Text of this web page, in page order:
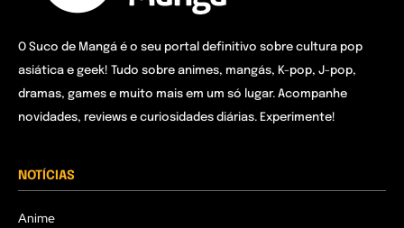
O Suco de Mangá é o seu portal definitivo sobre cultura pop
asiática e geek! Tudo sobre animes, mangás, K-pop, J-pop,
dramas, games e muito mais em um só lugar. Acompanhe
novidades, reviews e curiosidades diárias. Experimente!
NOTÍCIAS
Anime